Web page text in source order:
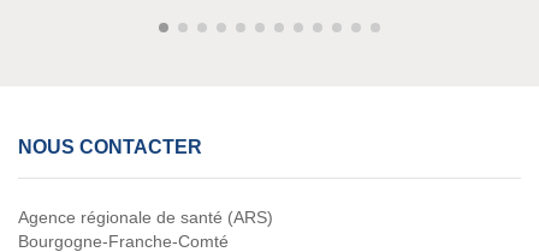
NOUS CONTACTER
Agence régionale de santé (ARS)
Bourgogne-Franche-Comté